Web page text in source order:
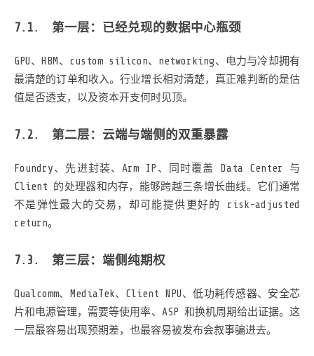
第一层：已经兑现的数据中心瓶颈
GPU、HBM、custom silicon、networking、电力与冷却拥有
最清楚的订单和收入。行业增长相对清楚，真正难判断的是估
值是否透支，以及资本开支何时见顶。
第二层：云端与端侧的双重暴露
Foundry、先进封装、Arm IP、同时覆盖 Data Center 与
Client 的处理器和内存，能够跨越三条增长曲线。它们通常
不是弹性最大的交易，却可能提供更好的 risk-adjusted
return。
第三层：端侧纯期权
Qualcomm、MediaTek、Client NPU、低功耗传感器、安全芯
片和电源管理，需要等使用率、ASP 和换机周期给出证据。这
一层最容易出现预期差，也最容易被发布会叙事骗进去。